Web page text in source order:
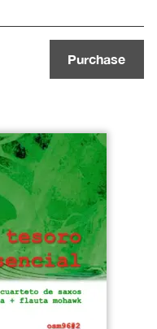
Purchase